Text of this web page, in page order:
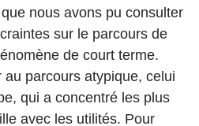
nous avons pu consulter
sur le parcours de
de court terme.
parcours atypique, celui
qui a concentré les plus
avec les utilités. Pour